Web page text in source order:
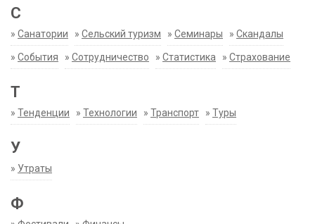
С
» Санатории » Сельский туризм » Семинары » Скандалы
» События » Сотрудничество » Статистика » Страхование
Т
» Тенденции » Технологии » Транспорт » Туры
У
» Утраты
Ф